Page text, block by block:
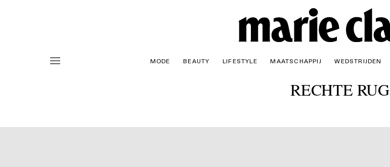
MODE BEAUTY LIFESTYLE MAATSCHAPPIJ WEDSTRIJDEN
RECHTE RUG